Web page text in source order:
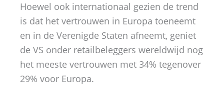
Hoewel ook internationaal gezien de trend
is dat het vertrouwen in Europa toeneemt
en in de Verenigde Staten afneemt, geniet
de VS onder retailbeleggers wereldwijd nog
het meeste vertrouwen met 34% tegenover
29% voor Europa.